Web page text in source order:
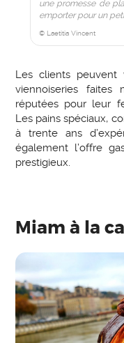
une promesse de
emporter pour un
© Laetitia Vincent
Les clients
viennoiseries faites
réputées pour leur
Les pains spéciaux,
à trente ans
également l’offre
prestigieux.
Miam à la